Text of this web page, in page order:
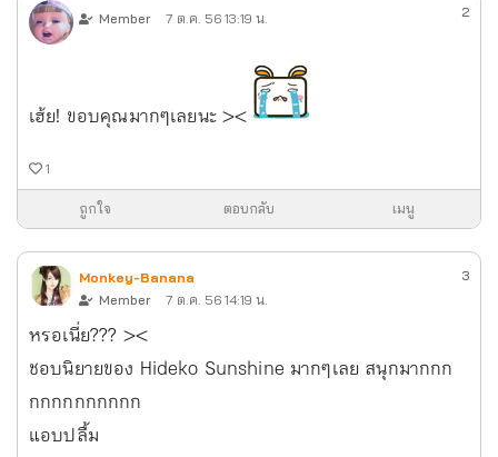
Member 7 ต.ค. 56 13:19 น. 2
เฮ้ย! ขอบคุณมากๆเลยนะ ><
1
ถูกใจ ตอบกลับ เมนู
Monkey-Banana
Member
7 ต.ค. 56 14:19 น.
3
หรอเนี่ย??? ><
ชอบนิยายของ Hideko Sunshine มากๆเลย สนุกมากกก
กกกกกกกกกก
แอบปลื้ม